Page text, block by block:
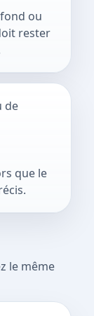
ou
rester
de
que le
le même